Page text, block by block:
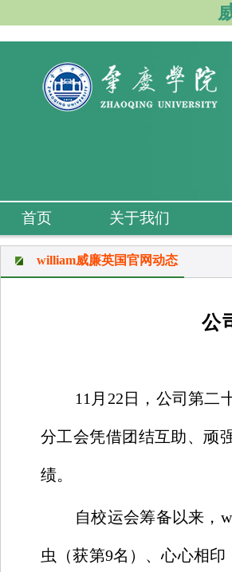
首页 关于我们
william威廉英国官网动态
公
11 月22日，公司第二
分工会凭借团结互助、顽
绩。
自校运会筹备以来，
虫（获第9名）、心心相